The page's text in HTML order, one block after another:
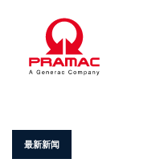
最新新闻